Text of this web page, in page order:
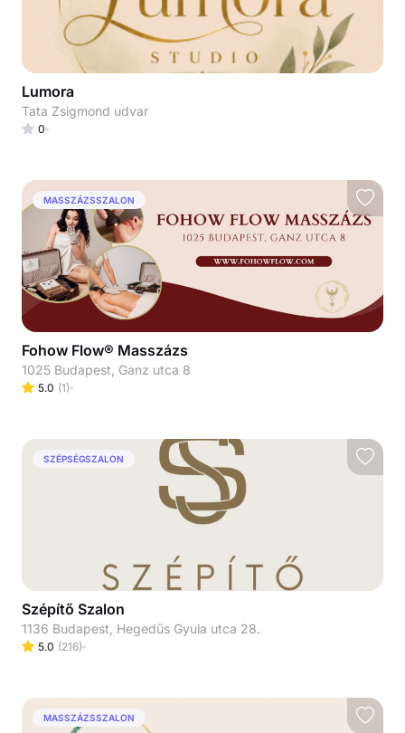
Lumora
Tata Zsigmond udvar
0
MASSZÁZSSZALON
Fohow Flow® Masszázs
1025 Budapest, Ganz utca 8
5.0 (1)
SZÉPSÉGSZALON
Szépítő Szalon
1136 Budapest, Hegedűs Gyula utca 28.
5.0 (216)
MASSZÁZSSZALON